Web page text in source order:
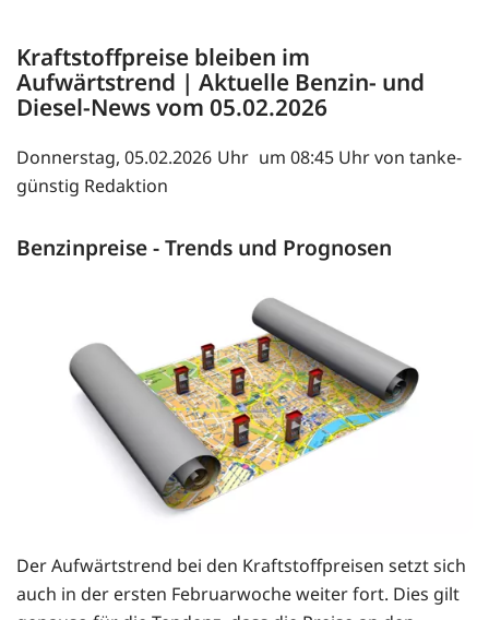
Kraftstoffpreise bleiben im
Aufwärtstrend | Aktuelle Benzin- und
Diesel-News vom 05.02.2026
Donnerstag, 05.02.2026
um 08:45 Uhr von tanke-
günstig Redaktion
Benzinpreise - Trends und Prognosen
Der Aufwärtstrend bei den Kraftstoffpreisen setzt sich
auch in der ersten Februarwoche weiter fort. Dies gilt